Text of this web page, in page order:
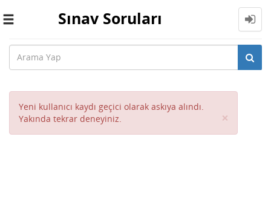
Toggle
Sınav Soruları
Yeni kullanıcı kaydı geçici olarak askıya alındı.
Yakında tekrar deneyiniz.
×